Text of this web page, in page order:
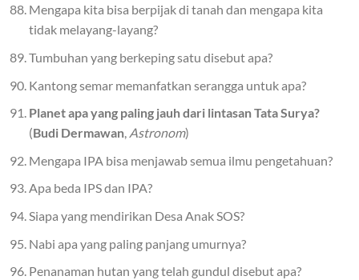
Mengapa kita bisa berpijak di tanah dan mengapa kita
tidak melayang-layang?
Tumbuhan yang berkeping satu disebut apa?
Kantong semar memanfatkan serangga untuk apa?
Planet apa yang paling jauh dari lintasan Tata Surya?
(Budi Dermawan, Astronom)
Mengapa IPA bisa menjawab semua ilmu pengetahuan?
Apa beda IPS dan IPA?
Siapa yang mendirikan Desa Anak SOS?
Nabi apa yang paling panjang umurnya?
Penanaman hutan yang telah gundul disebut apa?